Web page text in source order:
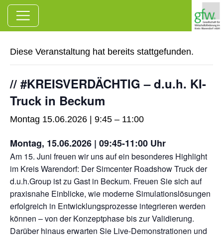
Zum Hauptinhalt springen
« Alle Veranstaltungen
Diese Veranstaltung hat bereits stattgefunden.
// #KREISVERDÄCHTIG – d.u.h. KI-
Truck in Beckum
Montag 15.06.2026 | 9:45 – 11:00
Montag, 15.06.2026 | 09:45-11:00 Uhr
Am 15. Juni freuen wir uns auf ein besonderes Highlight
im Kreis Warendorf: Der Simcenter Roadshow Truck der
d.u.h.Group ist zu Gast in Beckum. Freuen Sie sich auf
praxisnahe Einblicke, wie moderne Simulationslösungen
erfolgreich in Entwicklungsprozesse integrieren werden
können – von der Konzeptphase bis zur Validierung.
Darüber hinaus erwarten Sie Live-Demonstrationen und